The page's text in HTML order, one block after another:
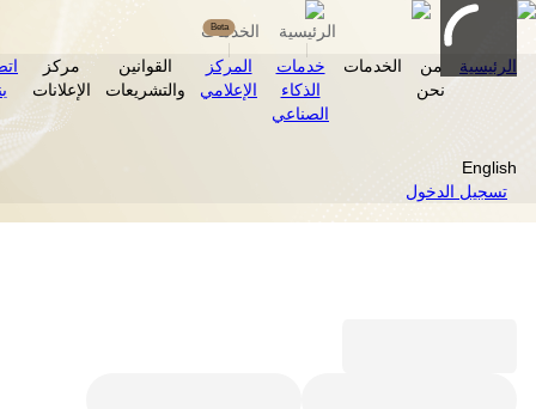
Beta
الرئيسية
من
نحن
الخدمات
خدمات
الذكاء
الصناعي
المركز
الإعلامي
القوانين
والتشريعات
مركز
الإعلانات
اتصل
English
تسجيل الدخول
الرئيسية الخدمات